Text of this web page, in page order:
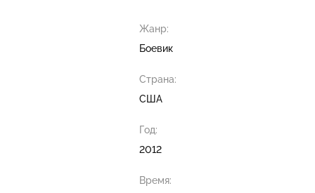
Жанр:
Боевик
Страна:
США
Год:
2012
Время: